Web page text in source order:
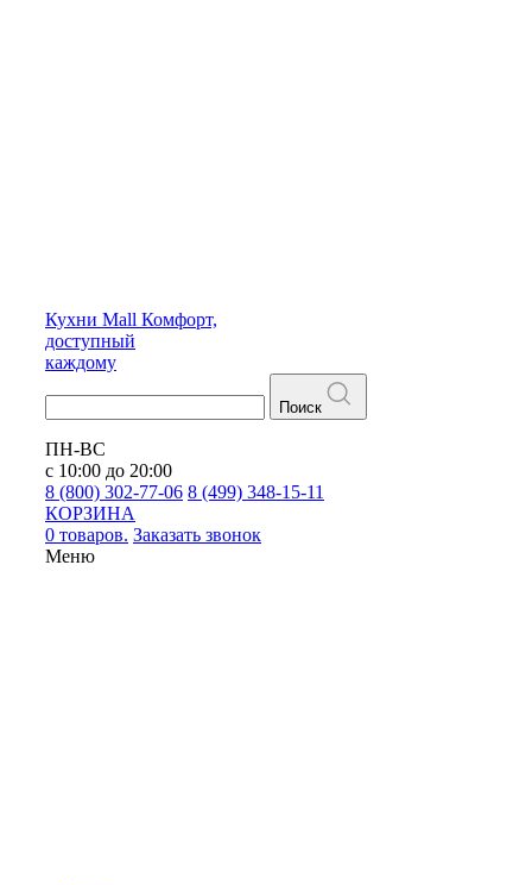
Кухни Mall Комфорт,
доступный
каждому
Поиск
ПН-ВС
с 10:00 до 20:00
8 (800) 302-77-06 8 (499) 348-15-11
КОРЗИНА
0 товаров. Заказать звонок
Меню